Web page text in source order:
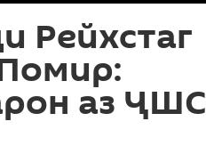
Рейхстаг
аз ҶШС